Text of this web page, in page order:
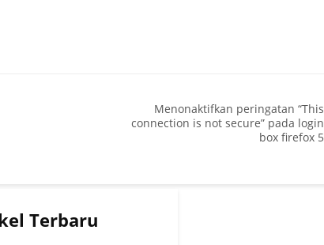
Menonaktifkan peringatan “This
connection is not secure” pada login
box firefox 5
Terbaru